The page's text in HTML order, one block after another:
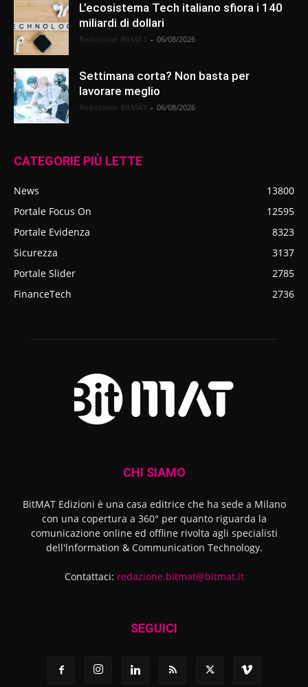
L’ecosistema Tech italiano sfiora i 140
miliardi di dollari
- 06/08/2026
Settimana corta? Non basta per
lavorare meglio
- 06/08/2026
CATEGORIE PIÙ LETTE
News
13800
Portale Focus On
12595
Portale Evidenza
8323
Sicurezza
3137
Portale Slider
2785
FinanceTech
2736
CHI SIAMO
BitMAT Edizioni è una casa editrice che ha sede a Milano
con una copertura a 360° per quanto riguarda la
comunicazione online ed offline rivolta agli specialisti
dell'lnformation & Communication Technology.
Contattaci: redazione.bitmat@bitmat.it
SEGUICI